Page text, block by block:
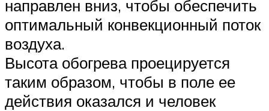
направлен вниз, чтобы обеспечить
оптимальный конвекционный поток
воздуха.
Высота обогрева проецируется
таким образом, чтобы в поле ее
действия оказался и человек